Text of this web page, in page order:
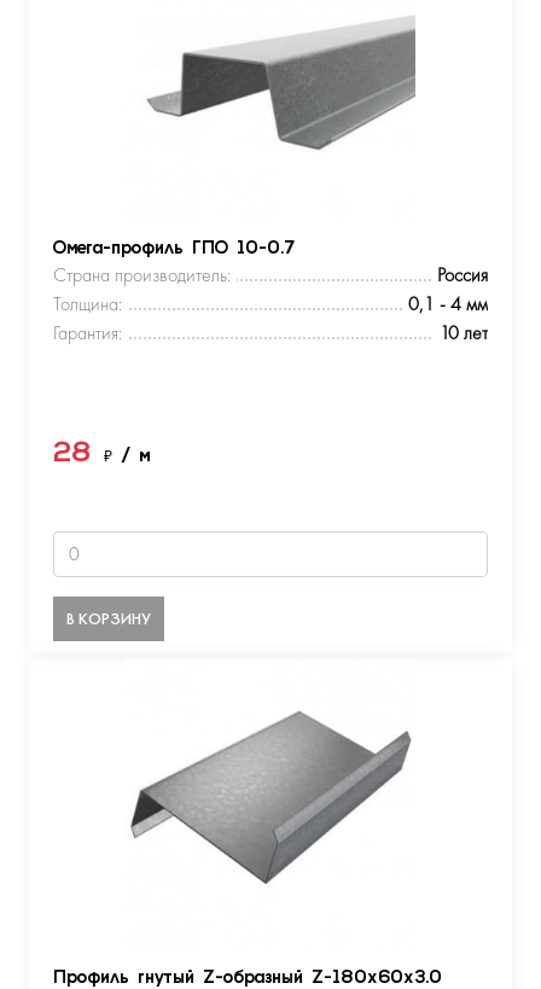
Омега-профиль ГПО 10-0.7
Страна производитель:
Россия
Толщина:
0,1 - 4 мм
Гарантия:
10 лет
28 ₽ / м
В КОРЗИНУ
Профиль гнутый Z-образный Z-180х60х3.0